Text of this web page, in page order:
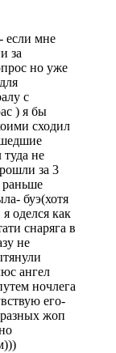
если мне
за
но уже
с
) я бы
сходил
не
за 3
раньше
буэ(хотя
оделся как
снаряга в
не
ангел
ночлега
его-
разных жоп